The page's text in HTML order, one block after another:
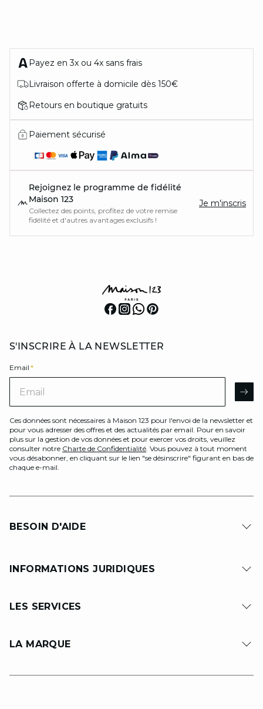
Payez en 3x ou 4x sans frais
Livraison offerte à domicile dès 150€
Retours en boutique gratuits
Paiement sécurisé
Rejoignez le programme de fidélité
Maison 123
Collectez des points, profitez de votre remise
fidélité et d'autres avantages exclusifs !
Je m'inscris
S'INSCRIRE À LA NEWSLETTER
Email *
Email
Ces données sont nécessaires à Maison 123 pour l'envoi de la newsletter et
pour vous adresser des offres et des actualités par email. Pour en savoir
plus sur la gestion de vos données et pour exercer vos droits, veuillez
consulter notre Charte de Confidentialité. Vous pouvez à tout moment
vous désabonner, en cliquant sur le lien "se désinscrire" figurant en bas de
chaque e-mail.
BESOIN D'AIDE
INFORMATIONS JURIDIQUES
LES SERVICES
LA MARQUE